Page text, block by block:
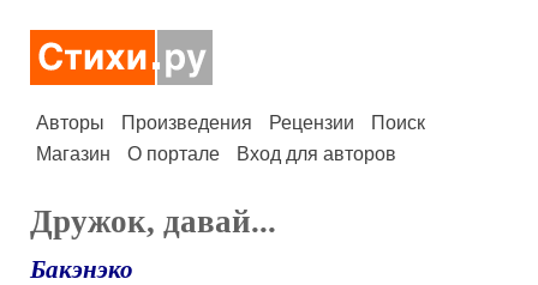
Авторы Произведения Рецензии
Поиск
Магазин
О портале Вход для авторов
Дружок, давай...
Бакэнэко